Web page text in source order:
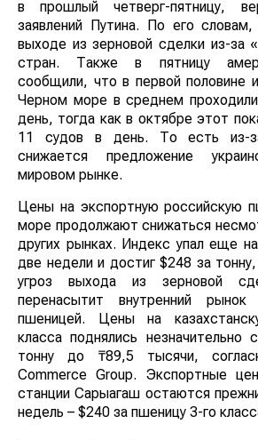
в прошлый четверг-пятницу,
заявлений Путина. По его
выходе из зерновой сделки из-за
стран. Также в пятницу
сообщили, что в первой половине
Черном море в среднем
день, тогда как в октябре этот
11 судов в день. То есть из-
снижается предложение
мировом рынке.
Цены на экспортную российскую
море продолжают снижаться
других рынках. Индекс упал еще
две недели и достиг $248 за
угроз выхода из зерновой
перенасытит внутренний
пшеницей. Цены на
класса поднялись
тонну до ₸89,5 тысячи,
Commerce Group. Экспортные
станции Сарыагаш остаются
недель – $240 за пшеницу 3-го